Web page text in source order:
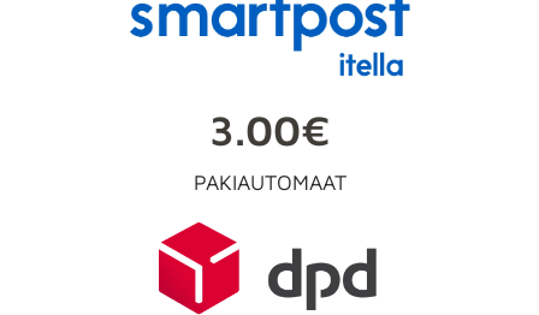
3.00€
PAKIAUTOMAAT